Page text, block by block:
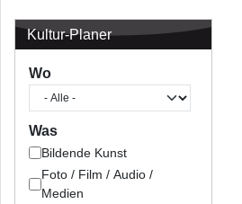
Kultur-Planer
Wo
Was
Bildende Kunst
Foto / Film / Audio /
Medien